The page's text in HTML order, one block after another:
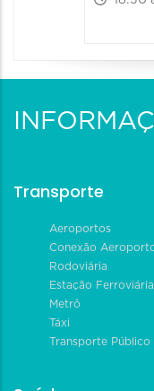
Transporte
Aeroportos
Conexão
Rodoviária
Estação Ferroviária
Metrô
Táxi
Transporte Público